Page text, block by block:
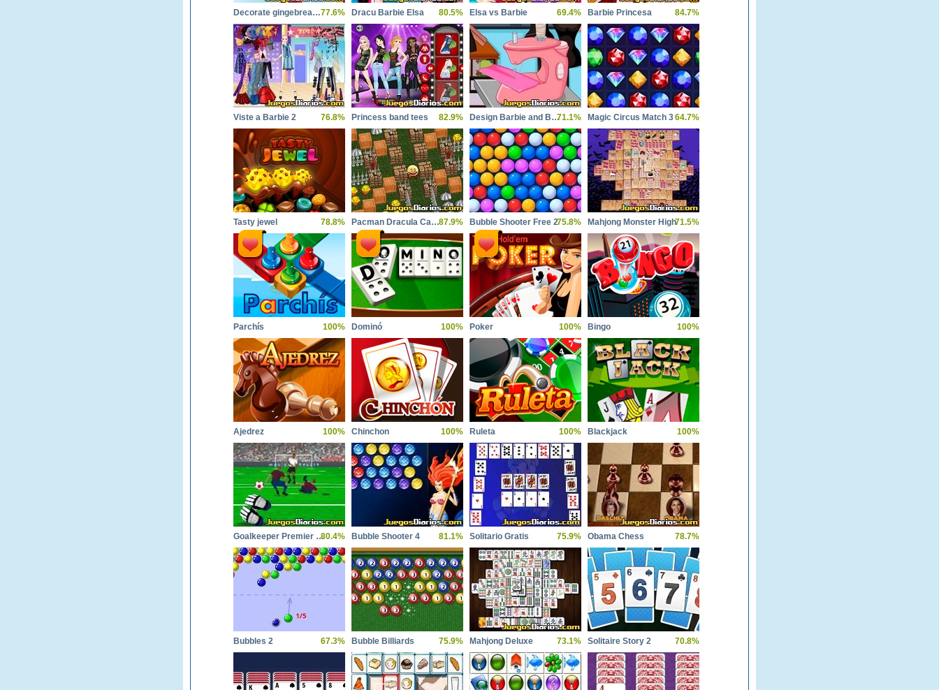
Decorate gingebread boy77.6% Dracu Barbie Elsa 80.5% Elsa vs Barbie 69.4% Barbie Princesa 84.7%
Viste a Barbie 2 76.8% Princess band tees 82.9% Design Barbie and Baby Matching Outfits71.1% Magic Circus Match 364.7%
Tasty jewel 78.8% Pacman Dracula Castle87.9% Bubble Shooter Free 275.8% Mahjong Monster High71.5%
Parchís 100% Dominó 100% Poker 100% Bingo 100%
Ajedrez 100% Chinchon 100% Ruleta 100% Blackjack 100%
Goalkeeper Premier Spain80.4% Bubble Shooter 4 81.1% Solitario Gratis 75.9% Obama Chess 78.7%
Bubbles 2 67.3% Bubble Billiards 75.9% Mahjong Deluxe 73.1% Solitaire Story 2 70.8%